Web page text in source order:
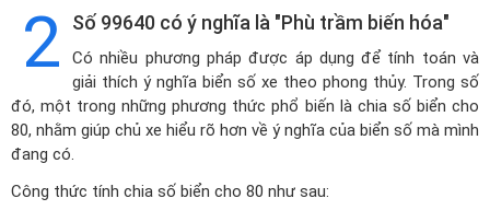
2 Số 99640 có ý nghĩa là "Phù trầm biến hóa"
Có nhiều phương pháp được áp dụng để tính toán và
giải thích ý nghĩa biển số xe theo phong thủy. Trong số
đó, một trong những phương thức phổ biến là chia số biển cho
80, nhằm giúp chủ xe hiểu rõ hơn về ý nghĩa của biển số mà mình
đang có.
Công thức tính chia số biển cho 80 như sau: